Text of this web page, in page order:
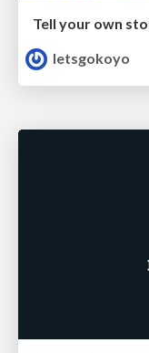
Tell your own
letsgokoyo